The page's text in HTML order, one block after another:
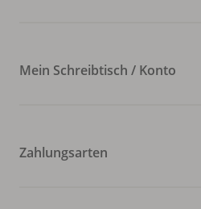
Mein Schreibtisch / Konto
Zahlungsarten